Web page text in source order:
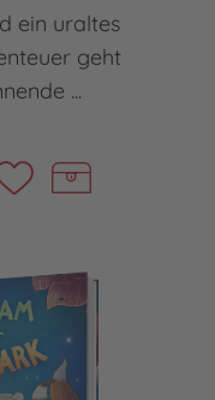
ein uraltes
geht
...